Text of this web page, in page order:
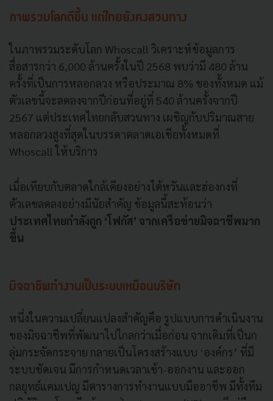
ภาพรวมโลกดีขึ้น แต่ไทยยังคงสวนทาง
ในภาพรวมระดับโลก Whoscall วิเคราะห์ข้อมูลการ
สื่อสารกว่า 6,000 ล้านครั้งในปี 2568 พบว่ามี 480 ล้าน
ครั้งที่เป็นการหลอกลวง หรือประมาณ 8% ของทั้งหมด แม้
ตัวเลขนี้จะลดลงจากปีก่อนที่อยู่ที่ 540 ล้านครั้งจากปี
2567 แต่ประเทศไทยกลับสวนทาง เผชิญกับปริมาณสาย
หลอกลวงสูงที่สุดในบรรดาตลาดเอเชียทั้งหมดที่
Whoscall ให้บริการ
เมื่อเทียบกับตลาดใกล้เคียงอย่างไต้หวันและฮ่องกงที่
ตัวเลขลดลงอย่างมีนัยสำคัญ ข้อมูลนี้สะท้อนว่า
ประเทศไทยกำลังถูก ‘โฟกัส’ จากเครือข่ายมิจฉาชีพมาก
ขึ้น
มิจฉาชีพทำงานเป็นระบบเหมือนบริษัท
หนึ่งในความเปลี่ยนแปลงสำคัญคือ รูปแบบการดำเนินงาน
ของมิจฉาชีพที่พัฒนาไปไกลกว่าเมื่อก่อน จากเดิมที่เป็นก
ลุ่มกระจัดกระจาย กลายเป็นโครงสร้างแบบ ‘องค์กร’ ที่มี
ระบบชัดเจน มีการกำหนดเวลาเข้า-ออกงาน และออก
กลยุทธ์แคมเปญ มีตารางการทำงานแบบมืออาชีพ มีทั้งทีม